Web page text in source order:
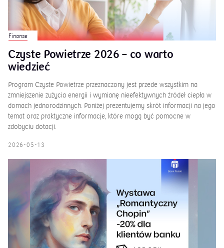
Finanse
Czyste Powietrze 2026 – co warto
wiedzieć
Program Czyste Powietrze przeznaczony jest przede wszystkim na
zmniejszenie zużycia energii i wymianę nieefektywnych źródeł ciepła w
domach jednorodzinnych. Poniżej prezentujemy skrót informacji na jego
temat oraz praktyczne informacje, które mogą być pomocne w
zdobyciu dotacji.
2026-05-13